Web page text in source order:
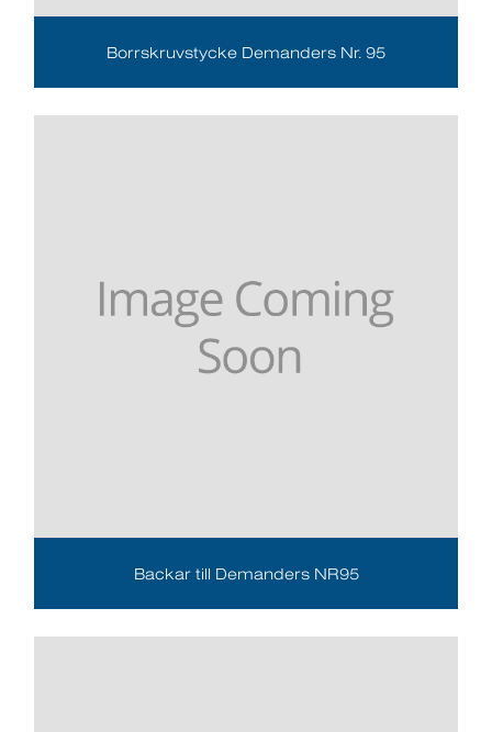
Borrskruvstycke Demanders Nr. 95
Backar till Demanders NR95